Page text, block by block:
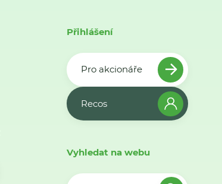
Přihlášení
Pro akcionáře
Recos
Vyhledat na webu